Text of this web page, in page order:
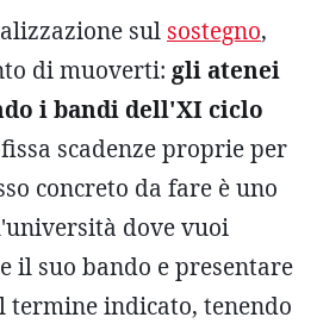
sul sostegno,
di muoverti: gli atenei
i bandi dell'XI ciclo
scadenze proprie per
concreto da fare è uno
dove vuoi
il suo bando e presentare
indicato, tenendo